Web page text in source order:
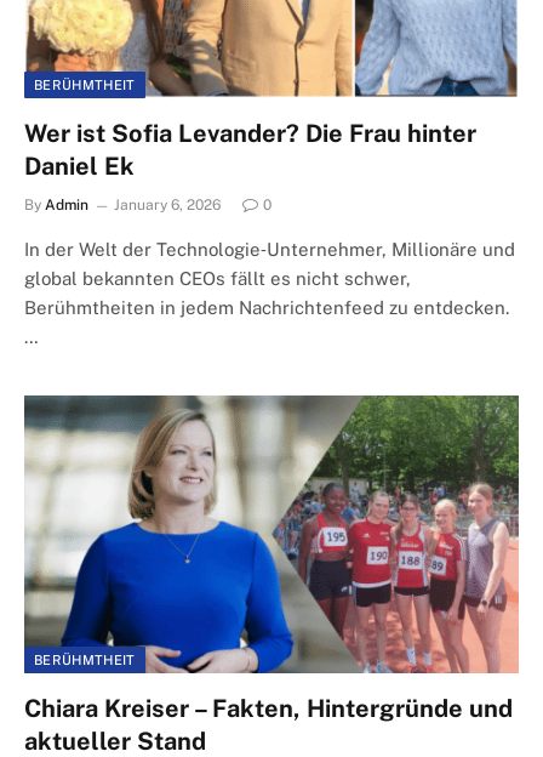
BERÜHMTHEIT
Wer ist Sofia Levander? Die Frau hinter
Daniel Ek
By Admin January 6, 2026 0
In der Welt der Technologie‑Unternehmer, Millionäre und
global bekannten CEOs fällt es nicht schwer,
Berühmtheiten in jedem Nachrichtenfeed zu entdecken.
…
BERÜHMTHEIT
Chiara Kreiser – Fakten, Hintergründe und
aktueller Stand